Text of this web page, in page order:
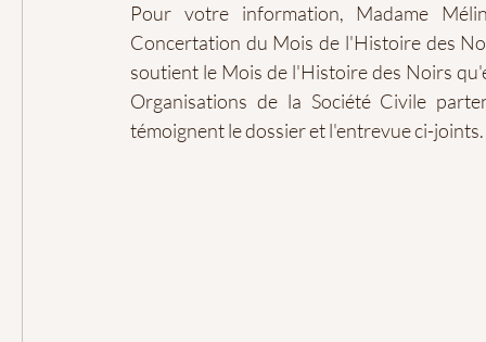
Pour votre information, Madame
Concertation du Mois de l'Histoire des
soutient le Mois de l'Histoire des Noirs
Organisations de la Société Civile
témoignent le dossier et l'entrevue ci-joints.